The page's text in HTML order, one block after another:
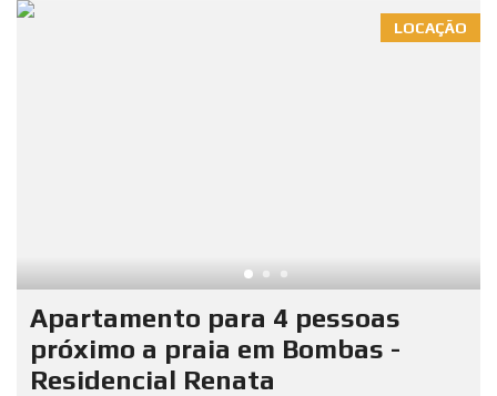
LOCAÇÃO
Apartamento para 4 pessoas
próximo a praia em Bombas -
Residencial Renata